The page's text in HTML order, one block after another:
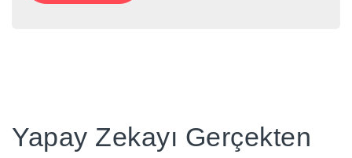
Yapay Zekayı Gerçekten